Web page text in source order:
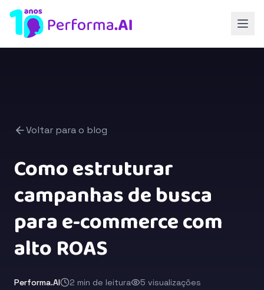
Voltar para o blog
Como estruturar
campanhas de busca
para e-commerce com
alto ROAS
Performa.AI 2 min de leitura 5 visualizações